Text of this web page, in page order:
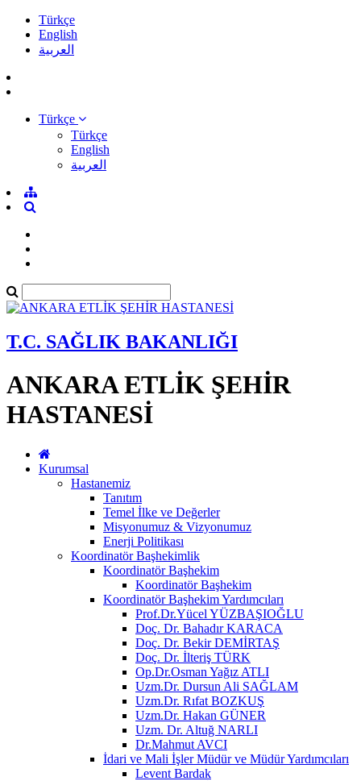
Türkçe
English
العربية
Türkçe
Türkçe
English
العربية
T.C. SAĞLIK BAKANLIĞI
ANKARA ETLİK ŞEHİR
HASTANESİ
Kurumsal
Hastanemiz
Tanıtım
Temel İlke ve Değerler
Misyonumuz & Vizyonumuz
Enerji Politikası
Koordinatör Başhekimlik
Koordinatör Başhekim
Koordinatör Başhekim
Koordinatör Başhekim Yardımcıları
Prof.Dr.Yücel YÜZBAŞIOĞLU
Doç. Dr. Bahadır KARACA
Doç. Dr. Bekir DEMİRTAŞ
Doç. Dr. İlteriş TÜRK
Op.Dr.Osman Yağız ATLI
Uzm.Dr. Dursun Ali SAĞLAM
Uzm.Dr. Rıfat BOZKUŞ
Uzm.Dr. Hakan GÜNER
Uzm. Dr. Altuğ NARLI
Dr.Mahmut AVCI
İdari ve Mali İşler Müdür ve Müdür Yardımcıları
Levent Bardak